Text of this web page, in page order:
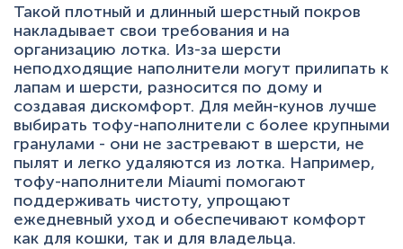
Такой плотный и длинный шерстный покров
накладывает свои требования и на
организацию лотка. Из-за шерсти
неподходящие наполнители могут прилипать к
лапам и шерсти, разносится по дому и
создавая дискомфорт. Для мейн-кунов лучше
выбирать тофу-наполнители с более крупными
гранулами - они не застревают в шерсти, не
пылят и легко удаляются из лотка. Например,
тофу-наполнители Miaumi помогают
поддерживать чистоту, упрощают
ежедневный уход и обеспечивают комфорт
как для кошки, так и для владельца.